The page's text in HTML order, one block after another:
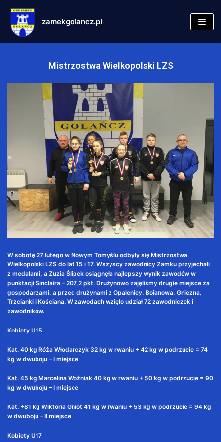
Skocz
do
treści
zamekgolancz.pl
Mistrzostwa Wielkopolski LZS
W sobotę 27 lutego w Nowym Tomyślu odbyły się Mistrzostwa
Wielkopolski LZS do lat 15 i 17. Wszyscy zawodnicy Zamku przyjechali
z medalami, a Zuzia Ślipek osiągnęła najlepszy wynik zawodów w
punktacji Sinclaira – 207,2 pkt. Drużynowo zajęliśmy drugie miejsce za
gospodarzami, a przed drużynami z Opalenicy, Bojanowa, Gniezna,
Trzcianki i Kościana. W zawodach wzięło udział 72 zawodniczek i
zawodników.
Kobiety U15
Kat. 40 kg Róża Włodarczyk 32 kg w rwaniu + 42 kg w podrzucie = 74
kg w dwuboju – I miejsce
Kat. 45 kg Marcelina Woźniak 40 kg w rwaniu + 50 kg w podrzucie = 90
kg w dwuboju – I miejsce
Kat. +81 kg Wiktoria Gniot 41 kg w rwaniu + 53 kg w podrzucie = 94 kg
w dwuboju – II miejsce
Kobiety U17